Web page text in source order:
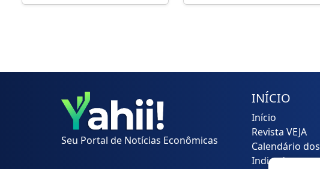
Seu Portal de Notícias Econômicas
INÍCIO
Início
Revista VEJA
Calendário dos
Indicadores